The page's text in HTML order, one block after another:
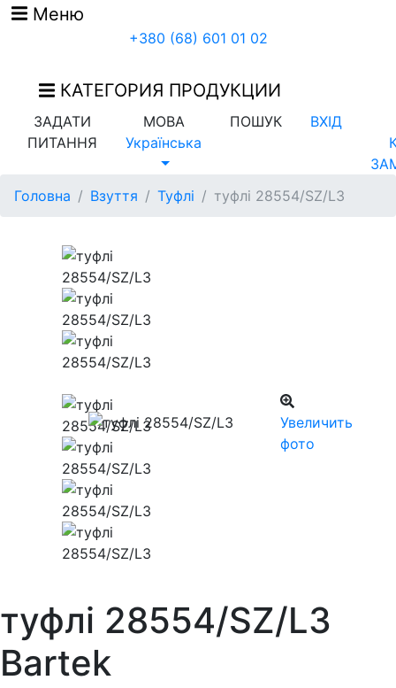
Меню
+380 (68) 601 01 02
КАТЕГОРИЯ ПРОДУКЦИИ
ЗАДАТИ
ПИТАННЯ
МОВА
Українська
ПОШУК
ВХІД
Головна
Взуття Туфлі туфлі 28554/SZ/L3
Увеличить
фото
туфлі 28554/SZ/L3
Bartek